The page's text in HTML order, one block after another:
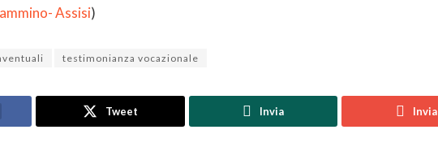
Assisi)
testimonianza vocazionale
Tweet Invia Invia